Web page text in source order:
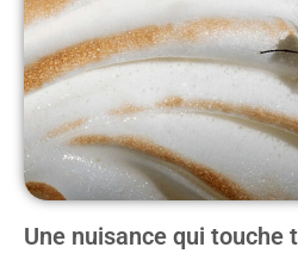
Une nuisance qui touche